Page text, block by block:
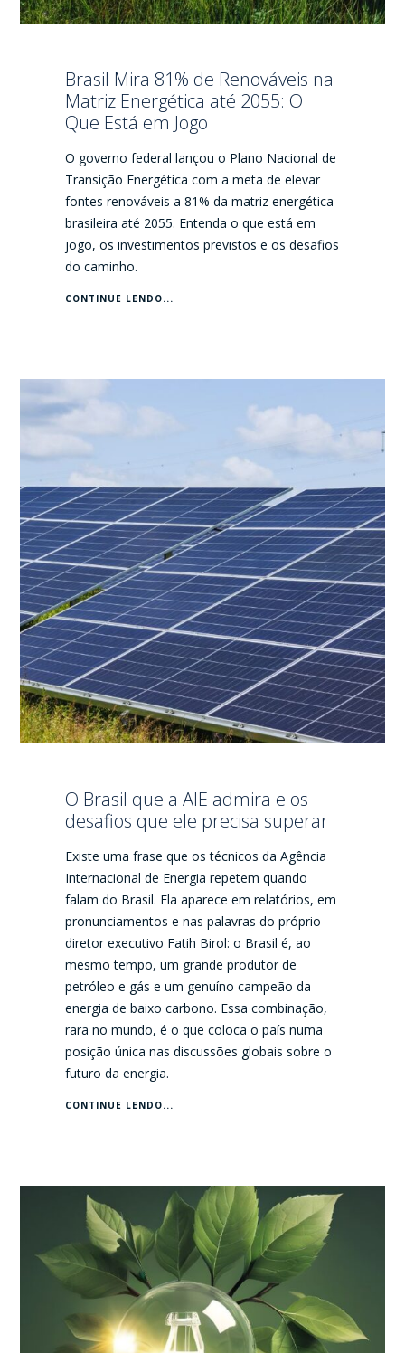
Brasil Mira 81% de Renováveis na
Matriz Energética até 2055: O
Que Está em Jogo
O governo federal lançou o Plano Nacional de
Transição Energética com a meta de elevar
fontes renováveis a 81% da matriz energética
brasileira até 2055. Entenda o que está em
jogo, os investimentos previstos e os desafios
do caminho.
CONTINUE LENDO...
O Brasil que a AIE admira e os
desafios que ele precisa superar
Existe uma frase que os técnicos da Agência
Internacional de Energia repetem quando
falam do Brasil. Ela aparece em relatórios, em
pronunciamentos e nas palavras do próprio
diretor executivo Fatih Birol: o Brasil é, ao
mesmo tempo, um grande produtor de
petróleo e gás e um genuíno campeão da
energia de baixo carbono. Essa combinação,
rara no mundo, é o que coloca o país numa
posição única nas discussões globais sobre o
futuro da energia.
CONTINUE LENDO...